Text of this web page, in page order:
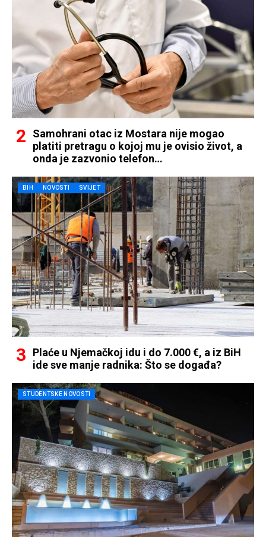
Samohrani otac iz Mostara nije mogao
platiti pretragu o kojoj mu je ovisio život, a
onda je zazvonio telefon…
BIH NOVOSTI SVIJET
Plaće u Njemačkoj idu i do 7.000 €, a iz BiH
ide sve manje radnika: Što se događa?
STUDENTSKE NOVOSTI